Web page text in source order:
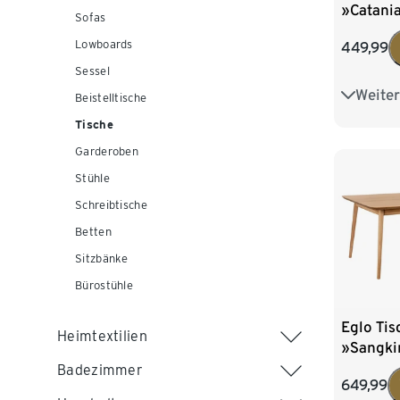
Sofas
Lowboards
Sessel
Beistelltische
Tische
Garderoben
Stühle
Schreibtische
Betten
Sitzbänke
Bürostühle
Heimtextilien
Badezimmer
Gestell,
449,99
Cross-
Eglo
649,99